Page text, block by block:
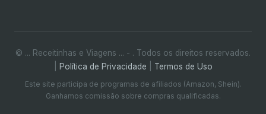
© ... Receitinhas e Viagens ... - . Todos os direitos reservados.
Política de Privacidade Termos de Uso
Este site participa de programas de afiliados (Amazon, Shein).
Ganhamos comissão sobre compras qualificadas.